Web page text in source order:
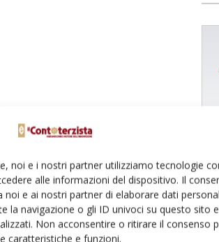
noi e i nostri partner utilizziamo tecnologie
alle informazioni del dispositivo. Il
e ai nostri partner di elaborare dati
la navigazione o gli ID univoci su questo sito
Non acconsentire o ritirare il consenso
caratteristiche e funzioni.